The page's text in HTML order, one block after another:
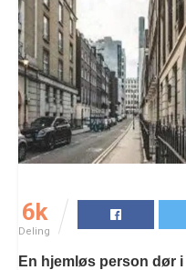
6k
Deling
En hjemløs person dør